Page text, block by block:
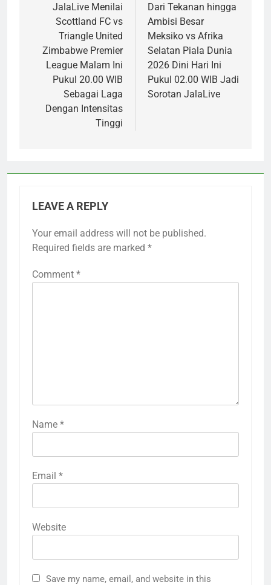
navigation
JalaLive Menilai
Scottland FC vs
Triangle United
Zimbabwe Premier
League Malam Ini
Pukul 20.00 WIB
Sebagai Laga
Dengan Intensitas
Tinggi
Dari Tekanan hingga
Ambisi Besar
Meksiko vs Afrika
Selatan Piala Dunia
2026 Dini Hari Ini
Pukul 02.00 WIB Jadi
Sorotan JalaLive
LEAVE A REPLY
Your email address will not be published.
Required fields are marked *
Comment *
Name *
Email *
Website
Save my name, email, and website in this